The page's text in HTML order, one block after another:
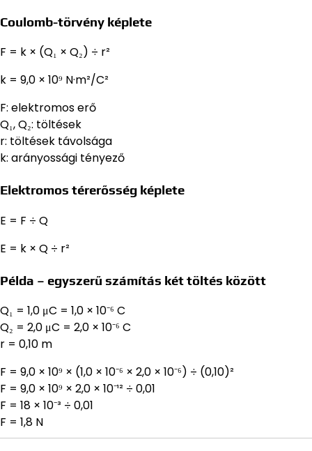
Coulomb-törvény képlete
F = k × (Q₁ × Q₂) ÷ r²
k = 9,0 × 10⁹ N·m²/C²
F: elektromos erő
Q₁, Q₂: töltések
r: töltések távolsága
k: arányossági tényező
Elektromos térerősség képlete
E = F ÷ Q
E = k × Q ÷ r²
Példa – egyszerű számítás két töltés között
Q₁ = 1,0 μC = 1,0 × 10⁻⁶ C
Q₂ = 2,0 μC = 2,0 × 10⁻⁶ C
r = 0,10 m
F = 9,0 × 10⁹ × (1,0 × 10⁻⁶ × 2,0 × 10⁻⁶) ÷ (0,10)²
F = 9,0 × 10⁹ × 2,0 × 10⁻¹² ÷ 0,01
F = 18 × 10⁻³ ÷ 0,01
F = 1,8 N